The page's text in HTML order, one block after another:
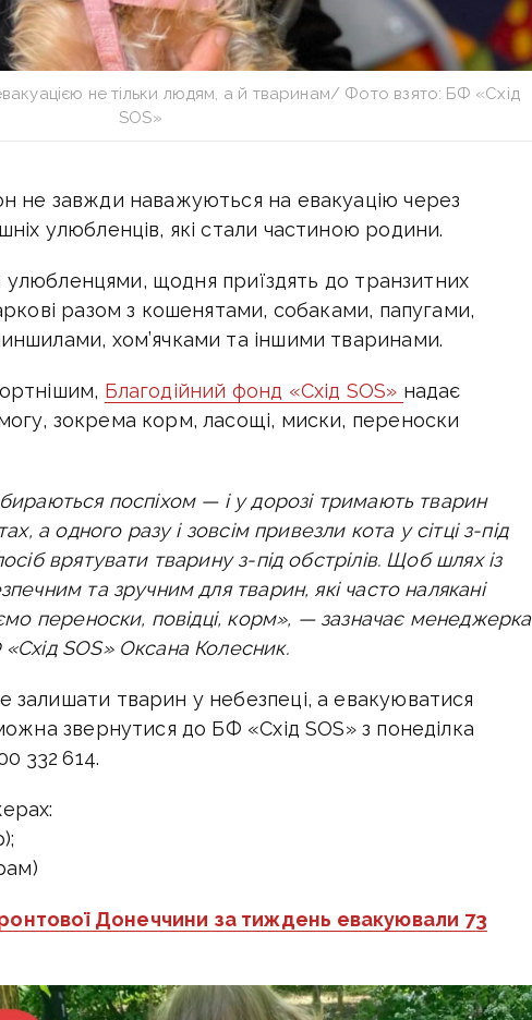
не тільки людям, а й тваринам/ Фото взято: БФ «Схід
SOS»
не завжди наважуються на евакуацію через
улюбленців, які стали частиною родини.
улюбленцями, щодня приїздять до транзитних
разом з кошенятами, собаками, папугами,
хом’ячками та іншими тваринами.
Благодійний фонд «Схід SOS» надає
зокрема корм, ласощі, миски, переноски
поспіхом — і у дорозі тримають тварин
а одного разу і зовсім привезли кота у сітці з-під
врятувати тварину з-під обстрілів. Щоб шлях із
та зручним для тварин, які часто налякані
переноски, повідці, корм», — зазначає менеджерка
SOS» Оксана Колесник.
тварин у небезпеці, а евакуюватися
звернутися до БФ «Схід SOS» з понеділка
332 614.
Донеччини за тиждень евакуювали 73